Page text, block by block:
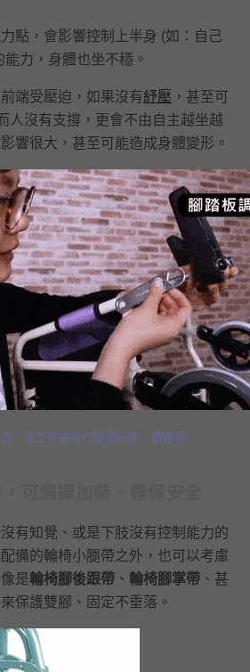
點，會影響控制上半身 (如：自己
力，身體也坐不穩。
端受壓迫，如果沒有紓壓 ，甚至可
人沒有支撐，更會不由自主越坐越
響很大，甚至可能造成身體變形。
，是否有螺絲可旋轉拆除、調整高
有知覺、或是下肢沒有控制能力的
備的輪椅小腿帶之外，也可以考慮
是輪椅腳後跟帶 、 輪椅腳掌帶 、甚
來保護雙腳、固定不垂落。